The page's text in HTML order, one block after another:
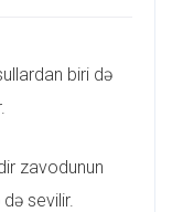
biri də
zavodunun
sevilir.